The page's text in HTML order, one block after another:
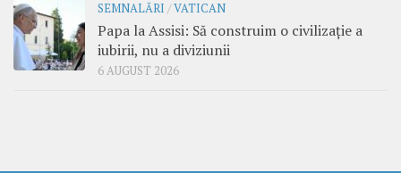
SEMNALĂRI /VATICAN
Papa la Assisi: Să construim o civilizație a
iubirii, nu a diviziunii
6 AUGUST 2026